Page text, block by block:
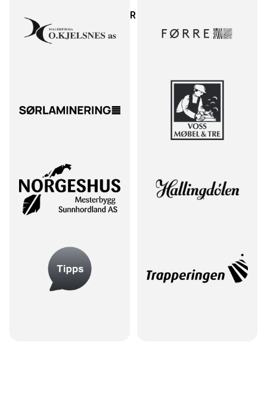
NOEN KUNDER VI JOBBER MED